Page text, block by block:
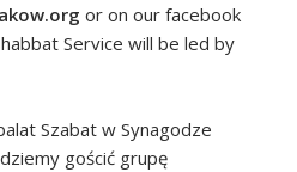
or on our facebook
Service will be led by
Szabat w Synagodze
gościć grupę